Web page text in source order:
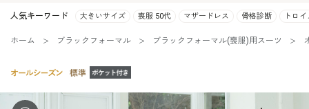
人気キーワード 大きいサイズ 喪服 50代 マザードレス 骨格診断 トロ
ホーム ブラックフォーマル ブラックフォーマル(喪服)用スーツ